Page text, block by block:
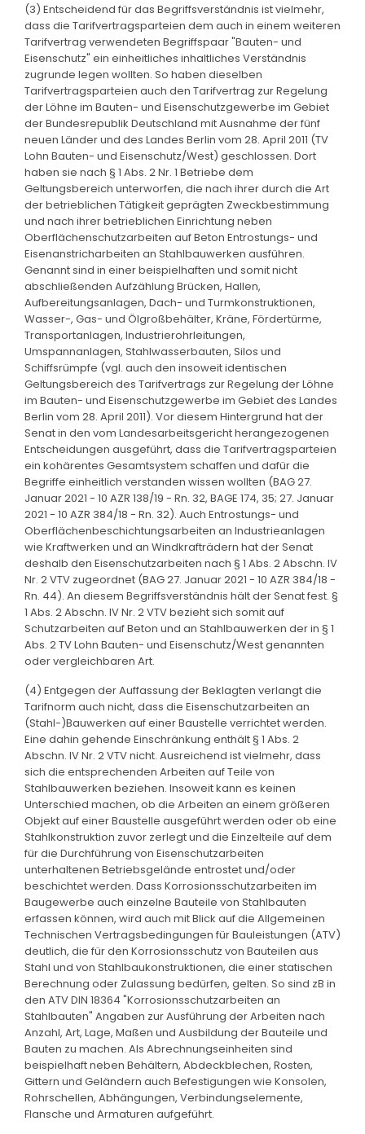
(3) Entscheidend für das Begriffsverständnis ist vielmehr,
dass die Tarifvertragsparteien dem auch in einem weiteren
Tarifvertrag verwendeten Begriffspaar "Bauten- und
Eisenschutz" ein einheitliches inhaltliches Verständnis
zugrunde legen wollten. So haben dieselben
Tarifvertragsparteien auch den Tarifvertrag zur Regelung
der Löhne im Bauten- und Eisenschutzgewerbe im Gebiet
der Bundesrepublik Deutschland mit Ausnahme der fünf
neuen Länder und des Landes Berlin vom 28. April 2011 (TV
Lohn Bauten- und Eisenschutz/West) geschlossen. Dort
haben sie nach § 1 Abs. 2 Nr. 1 Betriebe dem
Geltungsbereich unterworfen, die nach ihrer durch die Art
der betrieblichen Tätigkeit geprägten Zweckbestimmung
und nach ihrer betrieblichen Einrichtung neben
Oberflächenschutzarbeiten auf Beton Entrostungs- und
Eisenanstricharbeiten an Stahlbauwerken ausführen.
Genannt sind in einer beispielhaften und somit nicht
abschließenden Aufzählung Brücken, Hallen,
Aufbereitungsanlagen, Dach- und Turmkonstruktionen,
Wasser-, Gas- und Ölgroßbehälter, Kräne, Fördertürme,
Transportanlagen, Industrierohrleitungen,
Umspannanlagen, Stahlwasserbauten, Silos und
Schiffsrümpfe (vgl. auch den insoweit identischen
Geltungsbereich des Tarifvertrags zur Regelung der Löhne
im Bauten- und Eisenschutzgewerbe im Gebiet des Landes
Berlin vom 28. April 2011). Vor diesem Hintergrund hat der
Senat in den vom Landesarbeitsgericht herangezogenen
Entscheidungen ausgeführt, dass die Tarifvertragsparteien
ein kohärentes Gesamtsystem schaffen und dafür die
Begriffe einheitlich verstanden wissen wollten (BAG 27.
Januar 2021 - 10 AZR 138/19 - Rn. 32, BAGE 174, 35; 27. Januar
2021 - 10 AZR 384/18 - Rn. 32). Auch Entrostungs- und
Oberflächenbeschichtungsarbeiten an Industrieanlagen
wie Kraftwerken und an Windkrafträdern hat der Senat
deshalb den Eisenschutzarbeiten nach § 1 Abs. 2 Abschn. IV
Nr. 2 VTV zugeordnet (BAG 27. Januar 2021 - 10 AZR 384/18 -
Rn. 44). An diesem Begriffsverständnis hält der Senat fest. §
1 Abs. 2 Abschn. IV Nr. 2 VTV bezieht sich somit auf
Schutzarbeiten auf Beton und an Stahlbauwerken der in § 1
Abs. 2 TV Lohn Bauten- und Eisenschutz/West genannten
oder vergleichbaren Art.
(4) Entgegen der Auffassung der Beklagten verlangt die
Tarifnorm auch nicht, dass die Eisenschutzarbeiten an
(Stahl-)Bauwerken auf einer Baustelle verrichtet werden.
Eine dahin gehende Einschränkung enthält § 1 Abs. 2
Abschn. IV Nr. 2 VTV nicht. Ausreichend ist vielmehr, dass
sich die entsprechenden Arbeiten auf Teile von
Stahlbauwerken beziehen. Insoweit kann es keinen
Unterschied machen, ob die Arbeiten an einem größeren
Objekt auf einer Baustelle ausgeführt werden oder ob eine
Stahlkonstruktion zuvor zerlegt und die Einzelteile auf dem
für die Durchführung von Eisenschutzarbeiten
unterhaltenen Betriebsgelände entrostet und/oder
beschichtet werden. Dass Korrosionsschutzarbeiten im
Baugewerbe auch einzelne Bauteile von Stahlbauten
erfassen können, wird auch mit Blick auf die Allgemeinen
Technischen Vertragsbedingungen für Bauleistungen (ATV)
deutlich, die für den Korrosionsschutz von Bauteilen aus
Stahl und von Stahlbaukonstruktionen, die einer statischen
Berechnung oder Zulassung bedürfen, gelten. So sind zB in
den ATV DIN 18364 "Korrosionsschutzarbeiten an
Stahlbauten" Angaben zur Ausführung der Arbeiten nach
Anzahl, Art, Lage, Maßen und Ausbildung der Bauteile und
Bauten zu machen. Als Abrechnungseinheiten sind
beispielhaft neben Behältern, Abdeckblechen, Rosten,
Gittern und Geländern auch Befestigungen wie Konsolen,
Rohrschellen, Abhängungen, Verbindungselemente,
Flansche und Armaturen aufgeführt.